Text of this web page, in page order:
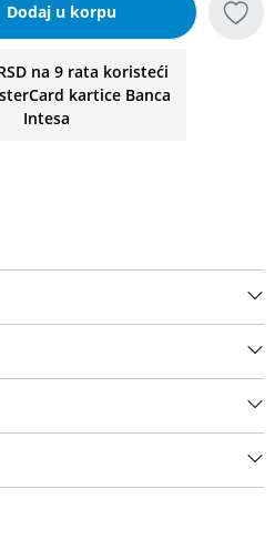
Dodaj u korpu
na 9 rata koristeći
kartice Banca
Intesa